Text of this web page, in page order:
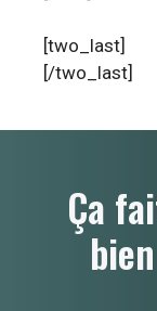
[two_last]
[/two_last]
Ça